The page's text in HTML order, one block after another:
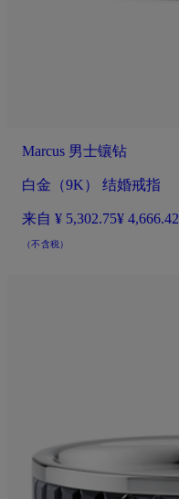
Marcus 男士镶钻
白金（9K） 结婚戒指
来自 ¥ 5,302.75¥ 4,666.42
（不含税）